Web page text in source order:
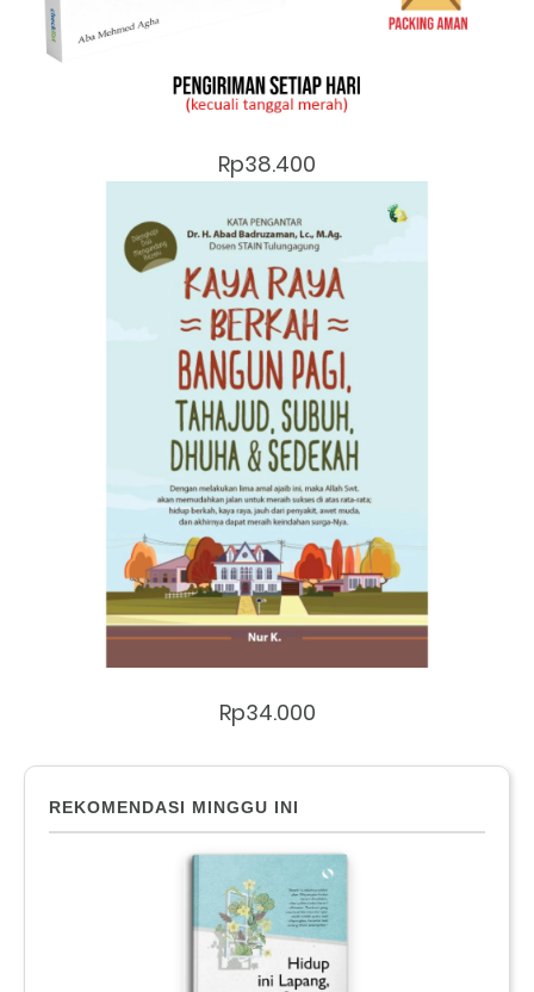
Rp38.400
Rp34.000
REKOMENDASI MINGGU INI